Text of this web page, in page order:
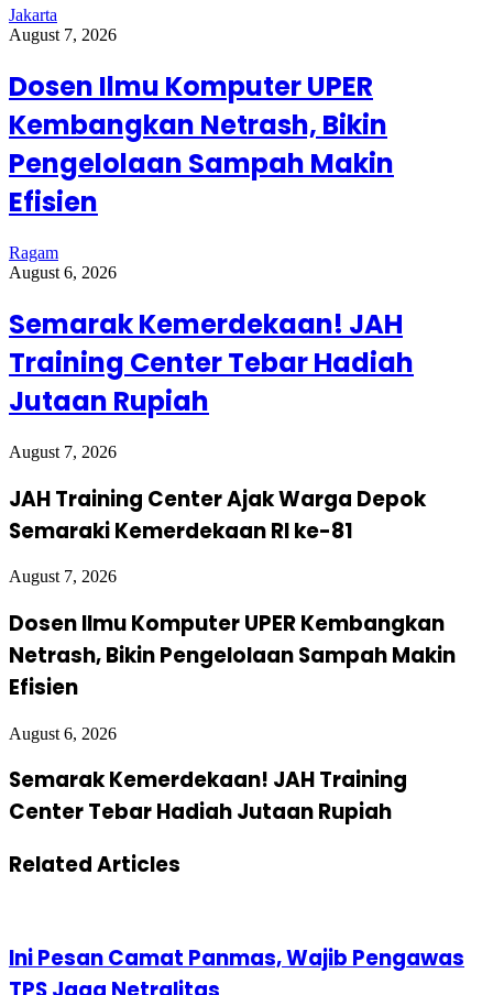
Jakarta
August 7, 2026
Dosen Ilmu Komputer UPER
Kembangkan Netrash, Bikin
Pengelolaan Sampah Makin
Efisien
Ragam
August 6, 2026
Semarak Kemerdekaan! JAH
Training Center Tebar Hadiah
Jutaan Rupiah
August 7, 2026
JAH Training Center Ajak Warga Depok
Semaraki Kemerdekaan RI ke-81
August 7, 2026
Dosen Ilmu Komputer UPER Kembangkan
Netrash, Bikin Pengelolaan Sampah Makin
Efisien
August 6, 2026
Semarak Kemerdekaan! JAH Training
Center Tebar Hadiah Jutaan Rupiah
Related Articles
Ini Pesan Camat Panmas, Wajib Pengawas